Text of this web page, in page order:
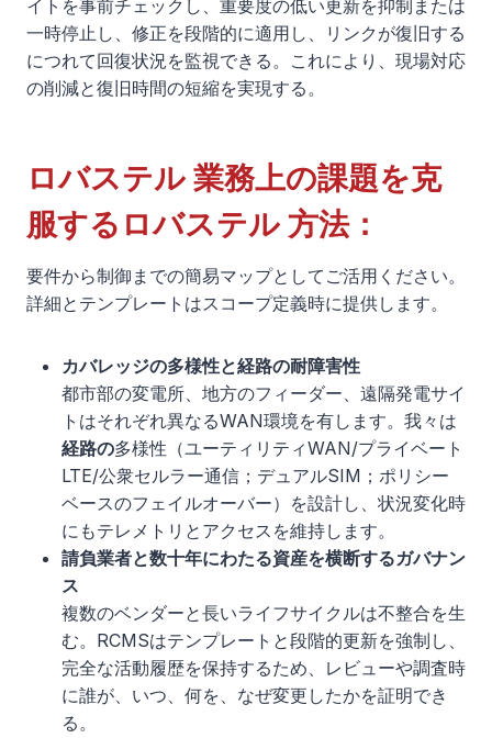
イトを事前チェックし、重要度の低い更新を抑制または
一時停止し、修正を段階的に適用し、リンクが復旧する
につれて回復状況を監視できる。これにより、現場対応
の削減と復旧時間の短縮を実現する。
ロバステル 業務上の課題を克
服するロバステル 方法：
要件から制御までの簡易マップとしてご活用ください。
詳細とテンプレートはスコープ定義時に提供します。
カバレッジの多様性と経路の耐障害性
都市部の変電所、地方のフィーダー、遠隔発電サイ
トはそれぞれ異なるWAN環境を有します。我々は
経路の多様性（ユーティリティWAN/プライベート
LTE/公衆セルラー通信；デュアルSIM；ポリシー
ベースのフェイルオーバー）を設計し、状況変化時
にもテレメトリとアクセスを維持します。
請負業者と数十年にわたる資産を横断するガバナン
ス
複数のベンダーと長いライフサイクルは不整合を生
む。RCMSはテンプレートと段階的更新を強制し、
完全な活動履歴を保持するため、レビューや調査時
に誰が、いつ、何を、なぜ変更したかを証明でき
る。